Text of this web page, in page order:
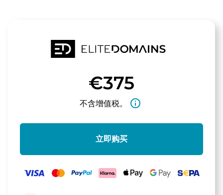
€375
不含增值税。 info_outline
立即购买